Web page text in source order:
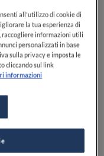
g
15 ml
g
q.b.
all'utilizzo di cookie di
la tua esperienza di
raccogliere informazioni utili
personalizzati in base
sulla privacy e imposta le
cliccando sul link
informazioni